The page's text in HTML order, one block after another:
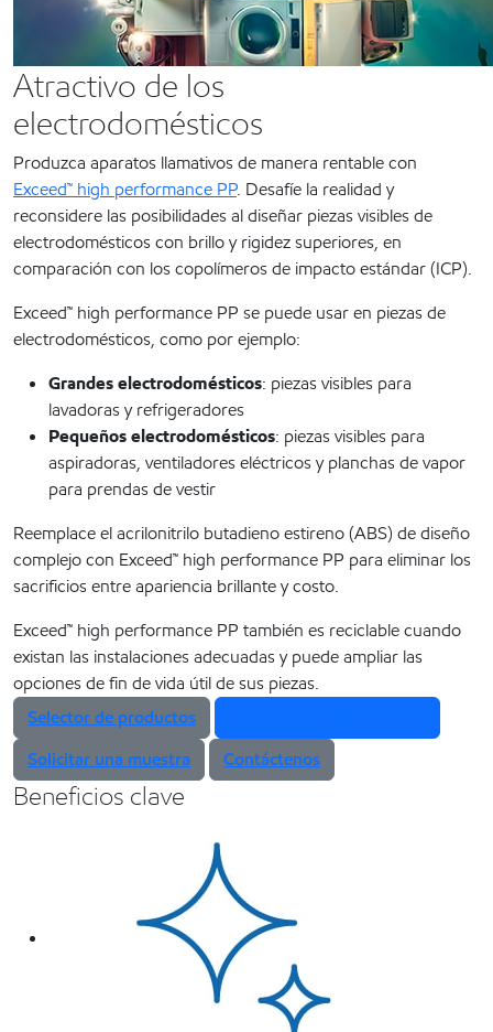
Atractivo de los
electrodomésticos
Produzca aparatos llamativos de manera rentable con
Exceed™ high performance PP. Desafíe la realidad y
reconsidere las posibilidades al diseñar piezas visibles de
electrodomésticos con brillo y rigidez superiores, en
comparación con los copolímeros de impacto estándar (ICP).
Exceed™ high performance PP se puede usar en piezas de
electrodomésticos, como por ejemplo:
Grandes electrodomésticos: piezas visibles para
lavadoras y refrigeradores
Pequeños electrodomésticos: piezas visibles para
aspiradoras, ventiladores eléctricos y planchas de vapor
para prendas de vestir
Reemplace el acrilonitrilo butadieno estireno (ABS) de diseño
complejo con Exceed™ high performance PP para eliminar los
sacrificios entre apariencia brillante y costo.
Exceed™ high performance PP también es reciclable cuando
existan las instalaciones adecuadas y puede ampliar las
opciones de fin de vida útil de sus piezas.
Selector de productos
Solicitar una muestra
Contáctenos
Beneficios clave